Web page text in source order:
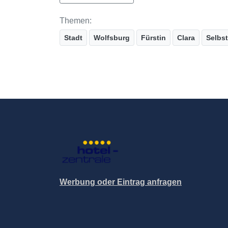
Themen:
Stadt Wolfsburg Fürstin Clara
Werbung oder Eintrag anfragen